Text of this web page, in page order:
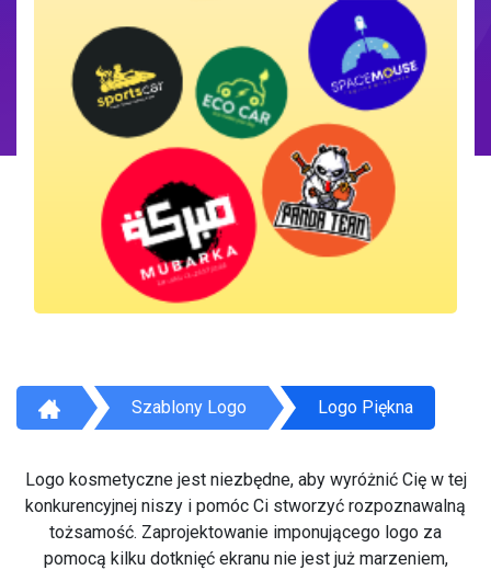
Szablony Logo Logo Piękna
Logo kosmetyczne jest niezbędne, aby wyróżnić Cię w tej
konkurencyjnej niszy i pomóc Ci stworzyć rozpoznawalną
tożsamość. Zaprojektowanie imponującego logo za
pomocą kilku dotknięć ekranu nie jest już marzeniem,